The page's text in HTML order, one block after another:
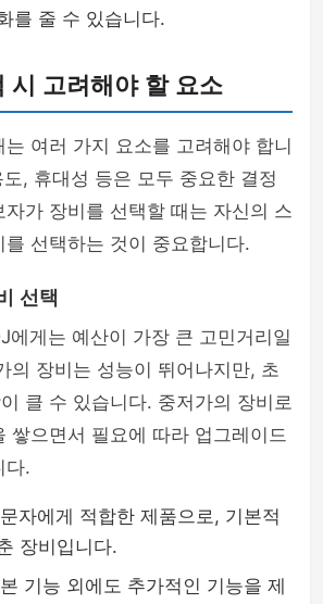
를 줄 수 있습니다.
시 고려해야 할 요소
여러 가지 요소를 고려해야 합니
, 휴대성 등은 모두 중요한 결정
자가 장비를 선택할 때는 자신의 스
를 선택하는 것이 중요합니다.
선택
에게는 예산이 가장 큰 고민거리일
의 장비는 성능이 뛰어나지만, 초
클 수 있습니다. 중저가의 장비로
쌓으면서 필요에 따라 업그레이드
다.
자에게 적합한 제품으로, 기본적
장비입니다.
기능 외에도 추가적인 기능을 제